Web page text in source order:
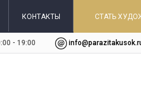
КОНТАКТЫ СТАТЬ
- 19:00